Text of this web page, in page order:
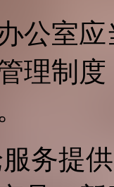
公室
理制
务提